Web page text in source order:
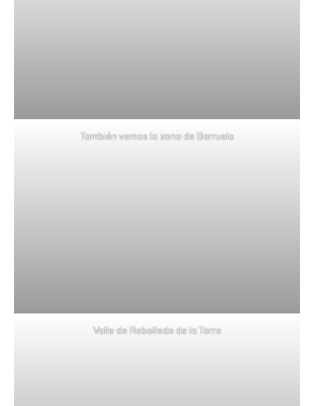
También vemos la zona de Barruelo
Valle de Rebolledo de la Torre